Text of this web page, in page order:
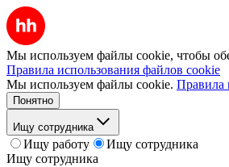
Мы используем файлы cookie, чтобы
Правила использования файлов cookie
Мы используем файлы cookie. Правила
Понятно
Ищу сотрудника
Ищу работу
Ищу сотрудника
Ищу сотрудника